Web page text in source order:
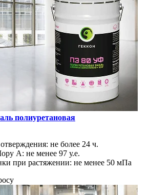
полиуретановая
не более 24 ч.
А: не менее 97 у.е.
при растяжении: не менее 50 мПа